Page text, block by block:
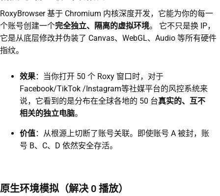
RoxyBrowser 基于 Chromium 内核深度开发，它能为你的每一
个账号创建一个完全独立、隔离的虚拟环境。 它不只是换 IP，
它是从底层修改并伪装了 Canvas、WebGL、Audio 等所有硬件
指纹。
效果：当你打开 50 个 Roxy 窗口时，对于
Facebook/TikTok /Instagram等社媒平台的风控系统来
说，它看到的是分布在全球各地的 50 台真实的、互不
相关的独立电脑。
价值：从根源上切断了账号关联。即使账号 A 被封，账
号 B、C、D 依然安全存活。
原生环境模拟（解决 0 播放）